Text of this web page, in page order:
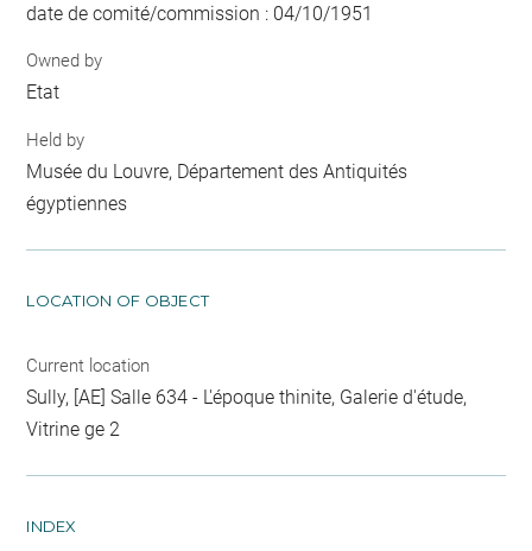
date de comité/commission : 04/10/1951
Owned by
Etat
Held by
Musée du Louvre, Département des Antiquités
égyptiennes
LOCATION OF OBJECT
Current location
Sully, [AE] Salle 634 - L'époque thinite, Galerie d'étude,
Vitrine ge 2
INDEX